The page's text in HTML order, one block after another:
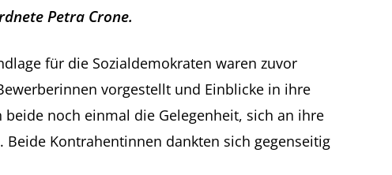
Petra Crone.
für die Sozialdemokraten waren zuvor
vorgestellt und Einblicke in ihre
noch einmal die Gelegenheit, sich an ihre
Kontrahentinnen dankten sich gegenseitig